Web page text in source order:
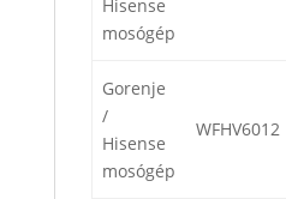
Hisense
mosógép
Gorenje
/
Hisense
mosógép
WFHV6012